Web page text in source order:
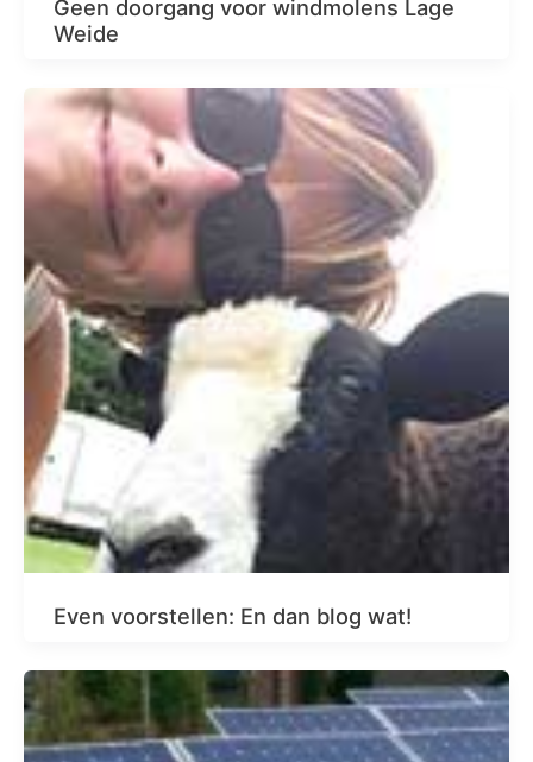
Geen doorgang voor windmolens Lage
Weide
Even voorstellen: En dan blog wat!